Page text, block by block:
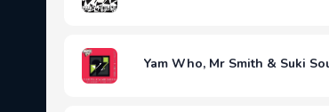
Yam Who, Mr Smith & Suki